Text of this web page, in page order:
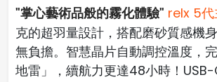
"掌心藝術品般的霧化體驗" relx 5代
克的超羽量設計，搭配磨砂質感機
無負擔。智慧晶片自動調控溫度，
地雷」，續航力更達48小時！